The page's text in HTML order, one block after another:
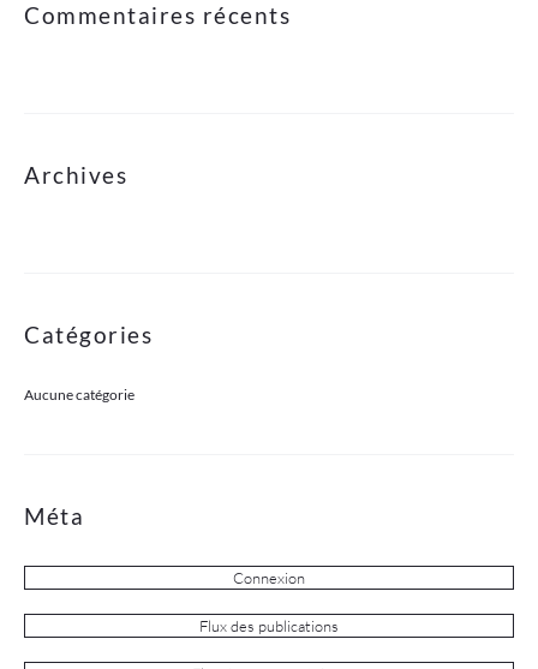
Commentaires récents
Archives
Catégories
Aucune catégorie
Méta
Connexion
Flux des publications